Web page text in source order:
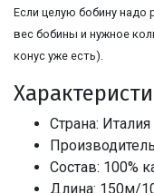
Если целую бобину надо
вес бобины и нужное
конус уже есть).
Страна: Италия
Состав: 100%
Длина: 150м/